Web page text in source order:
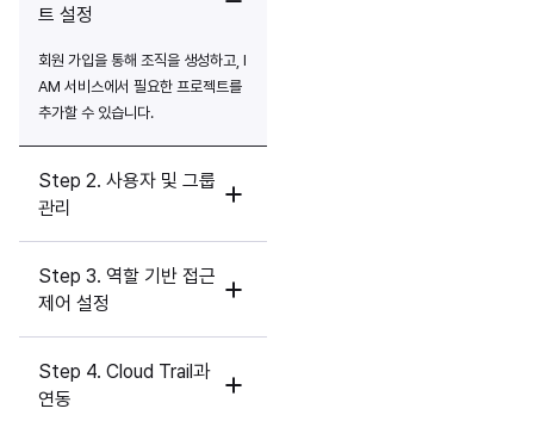
트 설정
회원 가입을 통해 조직을 생성하고, I
AM 서비스에서 필요한 프로젝트를
추가할 수 있습니다.
Step 2. 사용자 및 그룹
관리
Step 3. 역할 기반 접근
제어 설정
Step 4. Cloud Trail과
연동